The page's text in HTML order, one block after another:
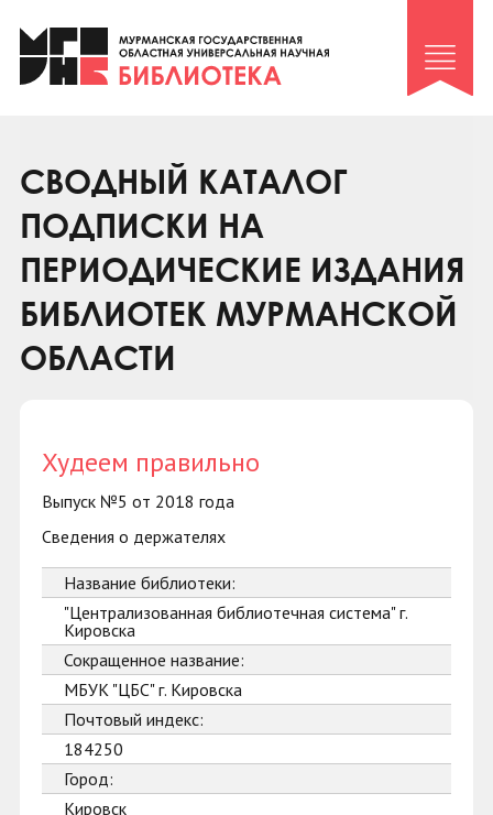
Клуб «Гиря и сельдерей»
Клуб «Семейный архив»
Коллегам
Контакты
СВОДНЫЙ КАТАЛОГ
ПОДПИСКИ НА
ПЕРИОДИЧЕСКИЕ ИЗДАНИЯ
БИБЛИОТЕК МУРМАНСКОЙ
ОБЛАСТИ
Худеем правильно
Выпуск №5 от 2018 года
Сведения о держателях
Название библиотеки:
"Централизованная библиотечная система" г.
Кировска
Сокращенное название:
МБУК "ЦБС" г. Кировска
Почтовый индекс:
184250
Город:
Кировск